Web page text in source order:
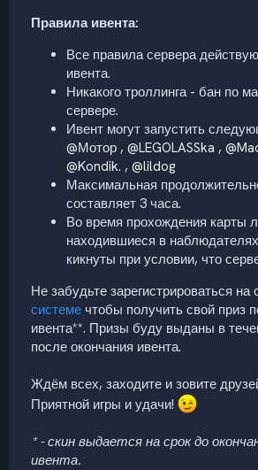
Правила ивента:
Все правила сервера
ивента.
Никакого троллинга - бан по
сервере.
Ивент могут запустить
@Мотор , @LEGOLASSka ,
@Kondik. , @lildog
Максимальная
составляет 3 часа.
Во время прохождения карты
находившиеся в
кикнуты при условии, что
Не забудьте зарегистрироваться на
системе чтобы получить свой приз
ивента**. Призы буду выданы в
после окончания ивента.
Ждём всех, заходите и зовите
Приятной игры и удачи!
* - скин выдается на срок до
ивента.